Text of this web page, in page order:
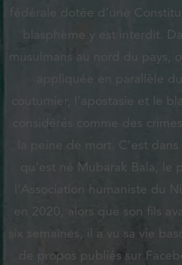
fédérale dotée d’une
blasphème y est interdit.
musulmans au nord du pays,
appliquée en parallèle
coutumier, l’apostasie et le
considérés comme des
la peine de mort. C’est
qu’est né Mubarak Bala, le
l’Association humaniste du
en 2020, alors que son fils
six semaines, il a vu sa vie
de propos publiés sur